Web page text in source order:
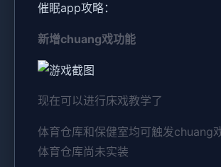
催眠app攻略：
新增chuang戏功能
现在可以进行床戏教学了
体育仓库和保健室均可触发chuang
体育仓库尚未实装